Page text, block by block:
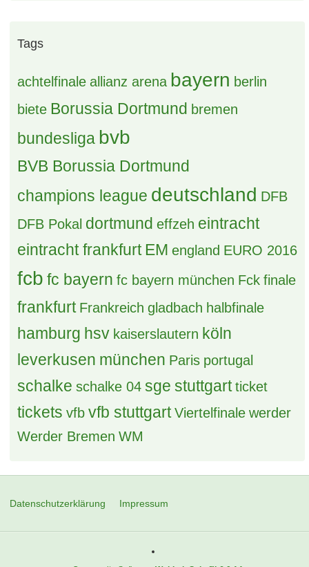
Tags
achtelfinale allianz arena bayern berlin
biete Borussia Dortmund bremen
bundesliga bvb
BVB Borussia Dortmund
champions league deutschland DFB
DFB Pokal dortmund effzeh eintracht
eintracht frankfurt EM england EURO 2016
fcb fc bayern fc bayern münchen Fck finale
frankfurt Frankreich gladbach halbfinale
hamburg hsv kaiserslautern köln
leverkusen münchen Paris portugal
schalke schalke 04 sge stuttgart ticket
tickets vfb vfb stuttgart Viertelfinale werder
Werder Bremen WM
Datenschutzerklärung Impressum